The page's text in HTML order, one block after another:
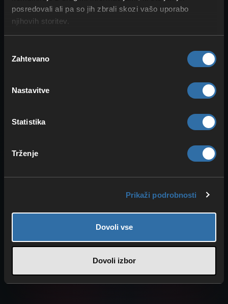
posredovali ali pa so jih zbrali skozi vašo uporabo
njihovih storitev.
soglasja
Zahtevano
Nastavitve
Statistika
Trženje
Prikaži podrobnosti
Dovoli vse
Dovoli izbor
Nalaganje shranjene igre (savegame) v
Kako se prijaviš v spletni …
Prijava v spletni vmesnik strežnika FS22
Da bo spletni vmesnik tvojega strežnika
dosegljiv, moraš najprej zagnati strežnik. Ko je
vmesnik svojega strežnika. Kako to storiš, je
Jezik strežnika lahko spremenite na naslednji
strežnika. Kako to storiti, …
FS22 – prvi koraki Kako naložim mode